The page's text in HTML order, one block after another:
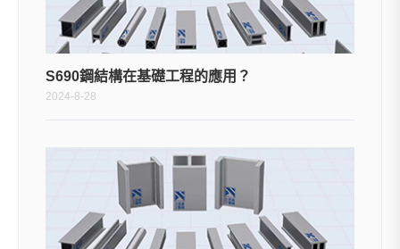
S690鋼結構在基礎工程的應用？
2024-8-28